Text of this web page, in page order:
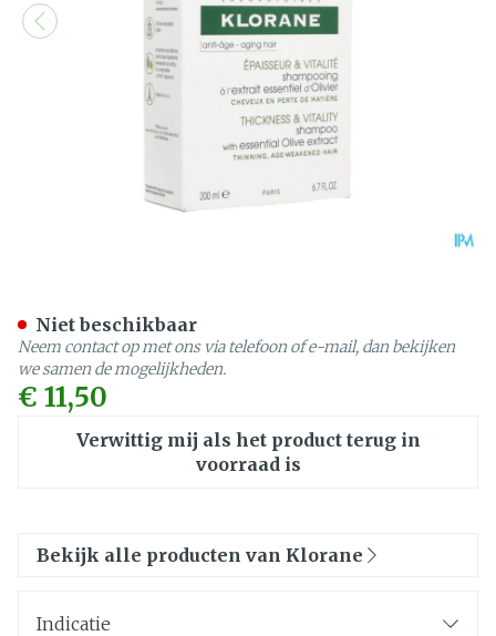
€ 11,50
Verwittig mij als het product terug in
voorraad is
Niet beschikbaar
Neem contact op met ons via telefoon of e-mail, dan bekijken
we samen de mogelijkheden.
Bekijk alle producten van Klorane
Indicatie